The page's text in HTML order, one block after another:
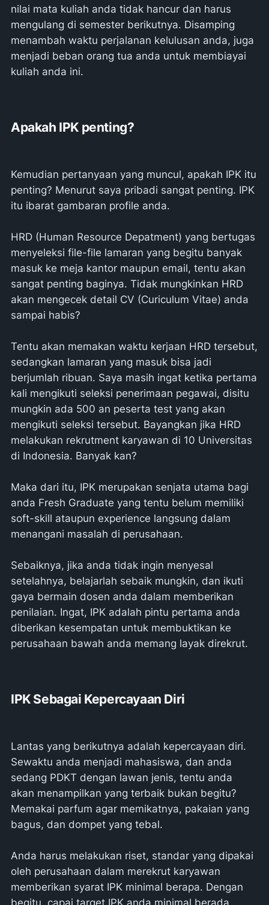
nilai mata kuliah anda tidak hancur dan harus
mengulang di semester berikutnya. Disamping
menambah waktu perjalanan kelulusan anda, juga
menjadi beban orang tua anda untuk membiayai
kuliah anda ini.
Apakah IPK penting?
Kemudian pertanyaan yang muncul, apakah IPK itu
penting? Menurut saya pribadi sangat penting. IPK
itu ibarat gambaran profile anda.
HRD (Human Resource Depatment) yang bertugas
menyeleksi file-file lamaran yang begitu banyak
masuk ke meja kantor maupun email, tentu akan
sangat penting baginya. Tidak mungkinkan HRD
akan mengecek detail CV (Curiculum Vitae) anda
sampai habis?
Tentu akan memakan waktu kerjaan HRD tersebut,
sedangkan lamaran yang masuk bisa jadi
berjumlah ribuan. Saya masih ingat ketika pertama
kali mengikuti seleksi penerimaan pegawai, disitu
mungkin ada 500 an peserta test yang akan
mengikuti seleksi tersebut. Bayangkan jika HRD
melakukan rekrutment karyawan di 10 Universitas
di Indonesia. Banyak kan?
Maka dari itu, IPK merupakan senjata utama bagi
anda Fresh Graduate yang tentu belum memiliki
soft-skill ataupun experience langsung dalam
menangani masalah di perusahaan.
Sebaiknya, jika anda tidak ingin menyesal
setelahnya, belajarlah sebaik mungkin, dan ikuti
gaya bermain dosen anda dalam memberikan
penilaian. Ingat, IPK adalah pintu pertama anda
diberikan kesempatan untuk membuktikan ke
perusahaan bawah anda memang layak direkrut.
IPK Sebagai Kepercayaan Diri
Lantas yang berikutnya adalah kepercayaan diri.
Sewaktu anda menjadi mahasiswa, dan anda
sedang PDKT dengan lawan jenis, tentu anda
akan menampilkan yang terbaik bukan begitu?
Memakai parfum agar memikatnya, pakaian yang
bagus, dan dompet yang tebal.
Anda harus melakukan riset, standar yang dipakai
oleh perusahaan dalam merekrut karyawan
memberikan syarat IPK minimal berapa. Dengan
begitu, capai target IPK anda minimal berada